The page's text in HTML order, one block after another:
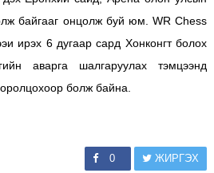
байгааг онцолж буй юм. WR Chess
ирэх 6 дугаар сард Хонконгт болох
аварга шалгаруулах тэмцээнд
болж байна.
0 ЖИРГЭХ